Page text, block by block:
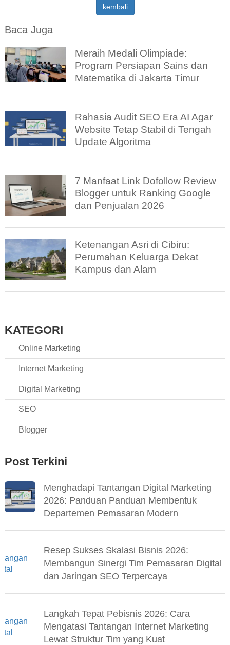
kembali
Baca Juga
Meraih Medali Olimpiade:
Program Persiapan Sains dan
Matematika di Jakarta Timur
Rahasia Audit SEO Era AI Agar
Website Tetap Stabil di Tengah
Update Algoritma
7 Manfaat Link Dofollow Review
Blogger untuk Ranking Google
dan Penjualan 2026
Ketenangan Asri di Cibiru:
Perumahan Keluarga Dekat
Kampus dan Alam
KATEGORI
Online Marketing
Internet Marketing
Digital Marketing
SEO
Blogger
Post Terkini
Menghadapi Tantangan Digital Marketing
2026: Panduan Panduan Membentuk
Departemen Pemasaran Modern
Resep Sukses Skalasi Bisnis 2026:
Membangun Sinergi Tim Pemasaran Digital
dan Jaringan SEO Terpercaya
Langkah Tepat Pebisnis 2026: Cara
Mengatasi Tantangan Internet Marketing
Lewat Struktur Tim yang Kuat